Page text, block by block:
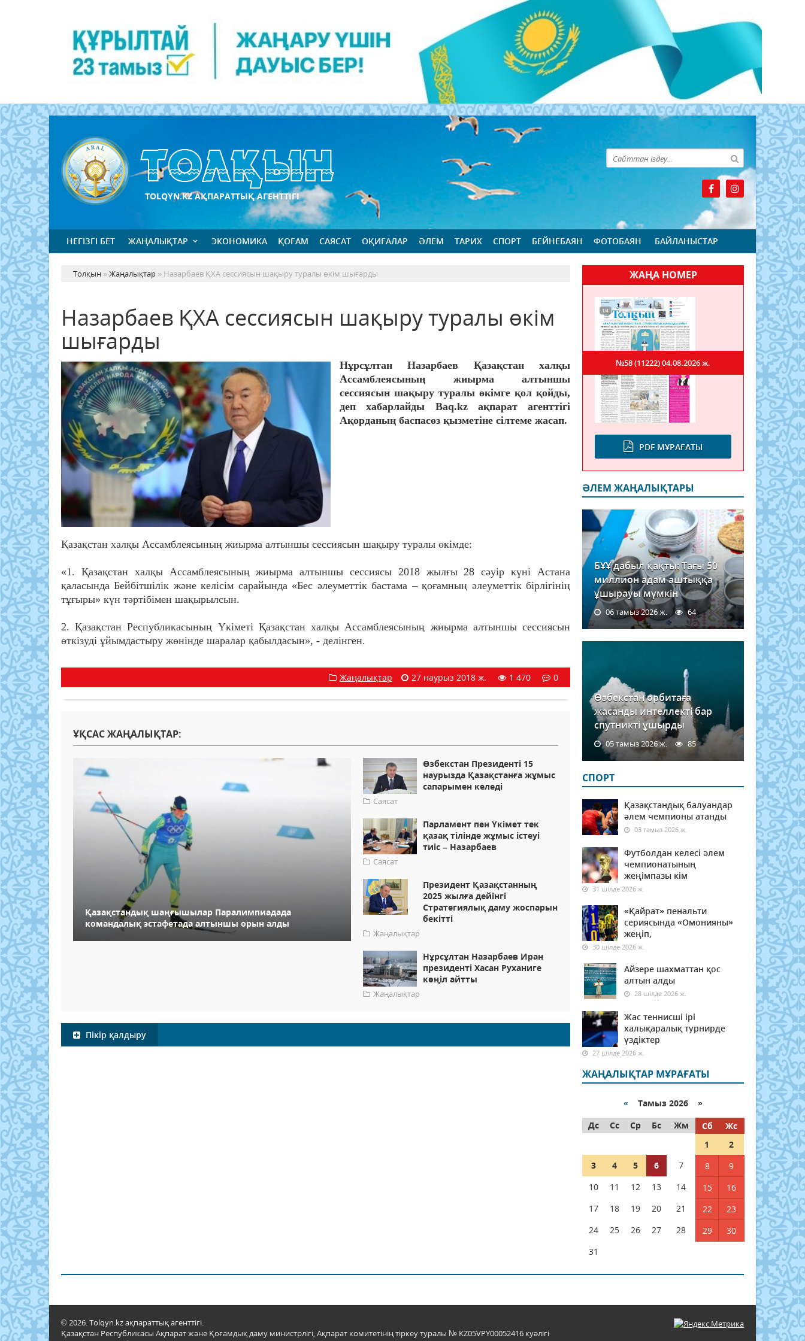
TOLQYN.KZ АҚПАРАТТЫҚ АГЕНТТІГІ
НЕГІЗГІ БЕТ ЖАҢАЛЫҚТАР ЭКОНОМИКА ҚОҒАМ САЯСАТ ОҚИҒАЛАР ӘЛЕМ ТАРИХ СПОРТ БЕЙНЕБАЯН ФОТОБАЯН БАЙЛАНЫСТАР
Толқын »Жаңалықтар » Назарбаев ҚХА сессиясын шақыру туралы өкім шығарды
Назарбаев ҚХА сессиясын шақыру туралы өкім
шығарды
Нұрсұлтан Назарбаев Қазақстан халқы
Ассамблеясының жиырма алтыншы
сессиясын шақыру туралы өкімге қол қойды,
деп хабарлайды Вaq.kz ақпарат агенттігі
Ақорданың баспасөз қызметіне сілтеме жасап.
Қазақстан халқы Ассамблеясының жиырма алтыншы сессиясын шақыру туралы өкімде:
«1. Қазақстан халқы Ассамблеясының жиырма алтыншы сессиясы 2018 жылғы 28 сәуір күні Астана
қаласында Бейбітшілік және келісім сарайында «Бес әлеуметтік бастама – қоғамның әлеуметтік бірлігінің
тұғыры» күн тәртібімен шақырылсын.
2. Қазақстан Республикасының Үкіметі Қазақстан халқы Ассамблеясының жиырма алтыншы сессиясын
өткізуді ұйымдастыру жөнінде шаралар қабылдасын», - делінген.
Жаңалықтар 27 наурыз 2018 ж. 1 470 0
ҰҚСАС ЖАҢАЛЫҚТАР:
Қазақстандық шаңғышылар Паралимпиадада
командалық эстафетада алтыншы орын алды
Өзбекстан Президенті 15
наурызда Қазақстанға жұмыс
сапарымен келеді
Саясат
Парламент пен Үкімет тек
қазақ тілінде жұмыс істеуі
тиіс – Назарбаев
Саясат
Президент Қазақстанның
2025 жылға дейінгі
Стратегиялық даму жоспарын
бекітті
Жаңалықтар
Нұрсұлтан Назарбаев Иран
президенті Хасан Руханиге
көңіл айтты
Жаңалықтар
Пікір қалдыру
ЖАҢА НОМЕР
PDF МҰРАҒАТЫ
№58 (11222)04.08.2026 ж.
ӘЛЕМ ЖАҢАЛЫҚТАРЫ
БҰҰ дабыл қақты: Тағы 50
миллион адам аштыққа
ұшырауы мүмкін
06 тамыз 2026 ж. 64
Өзбекстан орбитаға
жасанды интеллекті бар
спутникті ұшырды
05 тамыз 2026 ж. 85
СПОРТ
Қазақстандық балуандар
әлем чемпионы атанды
03 тамыз 2026 ж.
Футболдан келесі әлем
чемпионатының
жеңімпазы кім
31 шілде 2026 ж.
«Қайрат» пенальти
сериясында «Омонияны»
жеңіп,
30 шілде 2026 ж.
Айзере шахматтан қос
алтын алды
28 шілде 2026 ж.
Жас теннисші ірі
халықаралық турнирде
үздіктер
27 шілде 2026 ж.
ЖАҢАЛЫҚТАР МҰРАҒАТЫ
« Тамыз 2026 »
Дс
Сс Ср Бс Жм Сб
Жс
1
2
3
4 5 6 7 8
9
10
11 12 13 14 15
16
17
18 19 20 21 22
23
24
25 26 27 28 29
30
31
© 2026. Tolqyn.kz ақпараттық агенттігі.
Қазақстан Республикасы Ақпарат және Қоғамдық даму министрлігі, Ақпарат комитетінің тіркеу туралы № KZ05VPY00052416 куәлігі